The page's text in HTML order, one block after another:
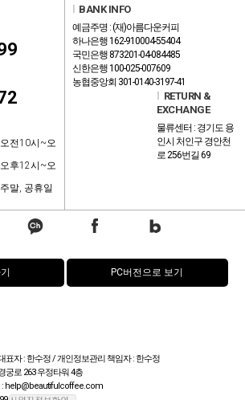
전10시~오
후12시~오
말, 공휴일
BANK INFO
예금주명 : (재)아름다운커피
하나은행 162-910004-55404
국민은행 873201-04-084485
신한은행 100-025-007609
농협중앙회 301-0140-3197-41
RETURN &
EXCHANGE
물류센터 : 경기도 용
인시 처인구 경안천
로 256번길 69
PC버전으로 보기
표자 : 한수정 / 개인정보관리 책임자 : 한수정
궁로 263 우정타워 4층
: help@beautifulcoffee.com